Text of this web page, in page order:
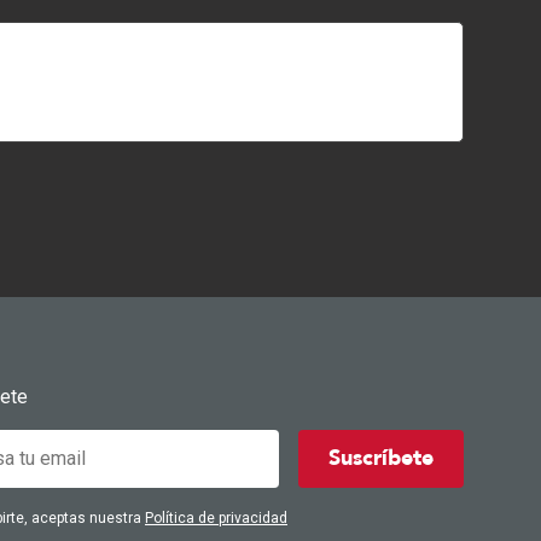
Suscríbete
aceptas nuestra Política de privacidad